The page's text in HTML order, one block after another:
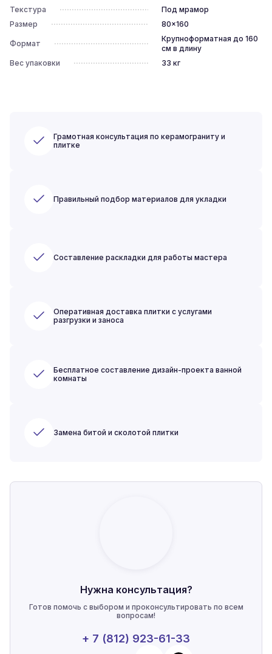
Текстура
Под мрамор
Размер
80x160
Формат
Крупноформатная до 160
см в длину
Вес упаковки
33 кг
Грамотная консультация по керамограниту и
плитке
Правильный подбор материалов для укладки
Составление раскладки для работы мастера
Оперативная доставка плитки с услугами
разгрузки и заноса
Бесплатное составление дизайн-проекта ванной
комнаты
Замена битой и сколотой плитки
Нужна консультация?
Готов помочь с выбором и проконсультировать по всем
вопросам!
+ 7 (812) 923-61-33